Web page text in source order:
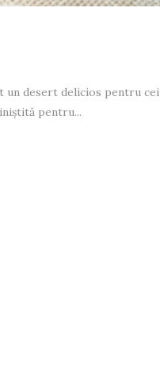
desert delicios pentru
pentru...